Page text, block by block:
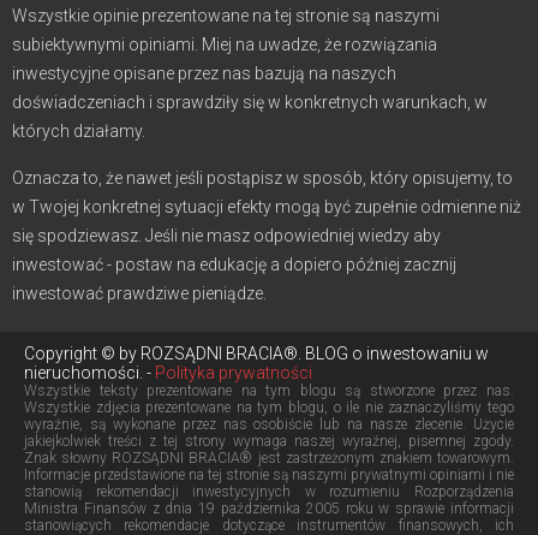
Wszystkie opinie prezentowane na tej stronie są naszymi
subiektywnymi opiniami. Miej na uwadze, że rozwiązania
inwestycyjne opisane przez nas bazują na naszych
doświadczeniach i sprawdziły się w konkretnych warunkach, w
których działamy.
Oznacza to, że nawet jeśli postąpisz w sposób, który opisujemy, to
w Twojej konkretnej sytuacji efekty mogą być zupełnie odmienne niż
się spodziewasz. Jeśli nie masz odpowiedniej wiedzy aby
inwestować - postaw na edukację a dopiero później zacznij
inwestować prawdziwe pieniądze.
Copyright © by ROZSĄDNI BRACIA®. BLOG o inwestowaniu w
nieruchomości. - Polityka prywatności
Wszystkie teksty prezentowane na tym blogu są stworzone przez nas.
Wszystkie zdjęcia prezentowane na tym blogu, o ile nie zaznaczyliśmy tego
wyraźnie, są wykonane przez nas osobiście lub na nasze zlecenie. Użycie
jakiejkolwiek treści z tej strony wymaga naszej wyraźnej, pisemnej zgody.
Znak słowny ROZSĄDNI BRACIA® jest zastrzeżonym znakiem towarowym.
Informacje przedstawione na tej stronie są naszymi prywatnymi opiniami i nie
stanowią rekomendacji inwestycyjnych w rozumieniu Rozporządzenia
Ministra Finansów z dnia 19 października 2005 roku w sprawie informacji
stanowiących rekomendacje dotyczące instrumentów finansowych, ich